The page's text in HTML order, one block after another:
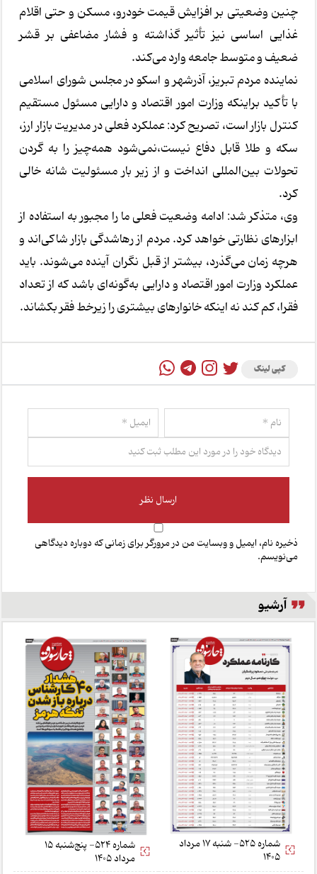
چنین وضعیتی بر افزایش قیمت خودرو، مسکن و حتی اقلام
غذایی اساسی نیز تأثیر گذاشته و فشار مضاعفی بر قشر
ضعیف و متوسط جامعه وارد می‌کند.
نماینده مردم تبریز، آذرشهر و اسکو در مجلس شورای اسلامی
با تأکید براینکه وزارت امور اقتصاد و دارایی مسئول مستقیم
کنترل بازار است، تصریح کرد: عملکرد فعلی در مدیریت بازار ارز،
سکه و طلا قابل دفاع نیست،نمی‌شود همه‌چیز را به گردن
تحولات بین‌المللی انداخت و از زیر بار مسئولیت شانه خالی
کرد.
وی، متذکر شد: ادامه وضعیت فعلی ما را مجبور به استفاده از
ابزارهای نظارتی خواهد کرد. مردم از رهاشدگی بازار شاکی‌اند و
هرچه زمان می‌گذرد، بیشتر از قبل نگران آینده می‌شوند. باید
عملکرد وزارت امور اقتصاد و دارایی به‌گونه‌ای باشد که از تعداد
فقرا، کم کند نه اینکه خانوارهای بیشتری را زیرخط فقر بکشاند.
کپی لینک
ذخیره نام، ایمیل و وبسایت من در مرورگر برای زمانی که دوباره دیدگاهی
می‌نویسم.
آرشیو
شماره 525- شنبه 17 مرداد
1405
شماره 524- پنج‌شنبه 15
مرداد 1405